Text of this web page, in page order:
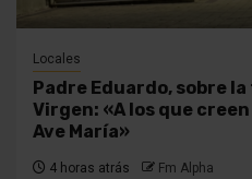
Locales
Padre Eduardo, sobre
Virgen: «A los que
Ave María»
4 horas atrás Fm Alpha